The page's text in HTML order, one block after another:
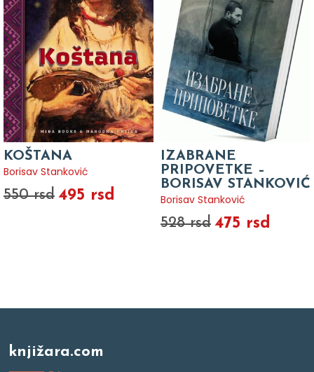
KOŠTANA
Borisav Stanković
550 rsd 495 rsd
IZABRANE
PRIPOVETKE –
BORISAV STANKOVIĆ
Borisav Stanković
528 rsd 475 rsd
knjižara.com